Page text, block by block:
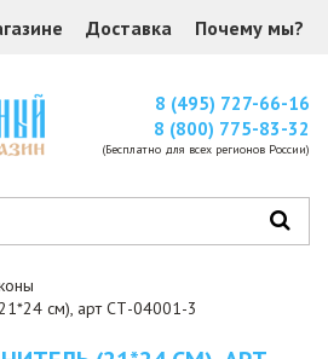
Доставка Почему мы?
8 (495) 727-66-16
8 (800) 775-83-32
(Бесплатно для всех регионов России)
см), арт СТ-04001-3